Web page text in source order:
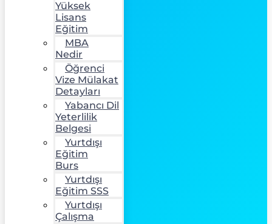
Yüksek
Lisans
Eğitim
MBA
Nedir
Öğrenci
Vize Mülakat
Detayları
Yabancı Dil
Yeterlilik
Belgesi
Yurtdışı
Eğitim
Burs
Yurtdışı
Eğitim SSS
Yurtdışı
Çalışma